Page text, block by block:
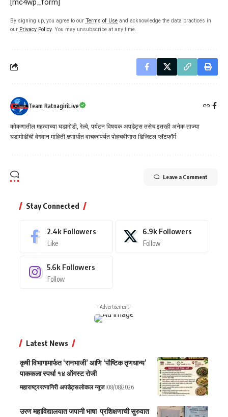
[mc4wp_form]
By signing up, you agree to our Terms of Use and acknowledge the data practices in
our Privacy Policy. You may unsubscribe at any time.
Team RatnagiriLive
कोकणातील महत्वाच्या घडामोडी, रेल्वे, पर्यटन विषयक अपडेट्स तसेच इतरही अनेक ताज्या
घडामोडींची वेगवान माहिती क्षणार्धात वाचकांपर्यत पोहचवीणारा डिजिटल प्लॅटफॉर्म
Leave a Comment
Stay Connected
2.4k Followers
Like
6.9k Followers
Follow
5.6k Followers
Follow
- Advertisement -
Latest News
कृषी विभागामार्फत ‘रानभाजी’ आणि ‘पौष्टिक तृणधान्य’
पाककला स्पर्धा १४ ऑगस्ट रोजी
महाराष्ट्ररत्नागिरी अपडेट्सलोकल न्यूज 08/08/2026
उरण महाविद्यालयात जपानी भाषा प्रशिक्षणाची सुरुवात